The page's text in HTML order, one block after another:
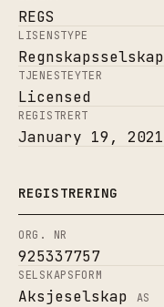
REGS
LISENSTYPE
Regnskapsselskap
TJENESTEYTER
Licensed
REGISTRERT
January 19, 2021
REGISTRERING
ORG. NR
925337757
SELSKAPSFORM
Aksjeselskap
AS